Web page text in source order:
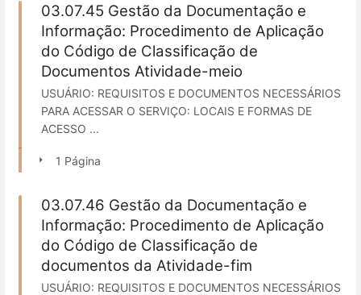
03.07.45 Gestão da Documentação e
Informação: Procedimento de Aplicação
do Código de Classificação de
Documentos Atividade-meio
USUÁRIO: REQUISITOS E DOCUMENTOS NECESSÁRIOS
PARA ACESSAR O SERVIÇO: LOCAIS E FORMAS DE
ACESSO ...
1 Página
03.07.46 Gestão da Documentação e
Informação: Procedimento de Aplicação
do Código de Classificação de
documentos da Atividade-fim
USUÁRIO: REQUISITOS E DOCUMENTOS NECESSÁRIOS